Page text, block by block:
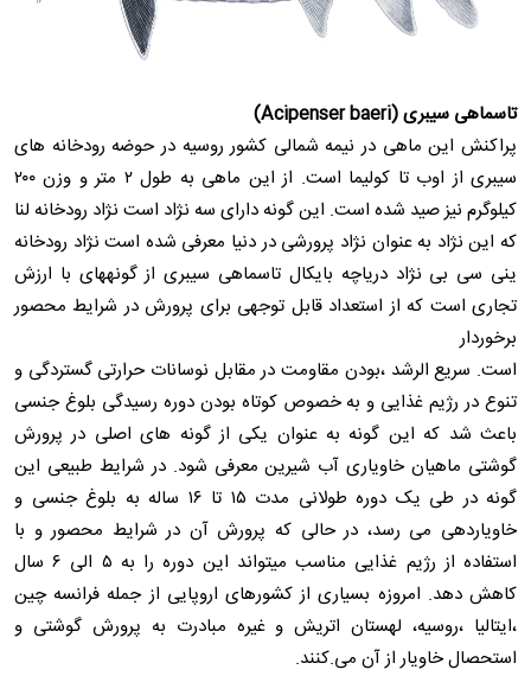
تاسماهی سیبری (Acipenser baeri)
پراکنش این ماهی در نیمه شمالی کشور روسیه در حوضه رودخانه های
سیبری از اوب تا کولیما است. از این ماهی به طول ۲ متر و وزن ۲۰۰
کیلوگرم نیز صید شده است. این گونه دارای سه نژاد است نژاد رودخانه لنا
که این نژاد به عنوان نژاد پرورشی در دنیا معرفی شده است نژاد رودخانه
ینی سی بی نژاد دریاچه بایکال تاسماهی سیبری از گونههای با ارزش
تجاری است که از استعداد قابل توجهی برای پرورش در شرایط محصور
برخوردار
است. سریع الرشد ،بودن مقاومت در مقابل نوسانات حرارتی گستردگی و
تنوع در رژیم غذایی و به خصوص کوتاه بودن دوره رسیدگی بلوغ جنسی
باعث شد که این گونه به عنوان یکی از گونه های اصلی در پرورش
گوشتی ماهیان خاویاری آب شیرین معرفی شود. در شرایط طبیعی این
گونه در طی یک دوره طولانی مدت ۱۵ تا ۱۶ ساله به بلوغ جنسی و
خاویاردهی می رسد، در حالی که پرورش آن در شرایط محصور و با
استفاده از رژیم غذایی مناسب میتواند این دوره را به ۵ الی ۶ سال
کاهش دهد. امروزه بسیاری از کشورهای اروپایی از جمله فرانسه چین
،ایتالیا ،روسیه، لهستان اتریش و غیره مبادرت به پرورش گوشتی و
استحصال خاویار از آن می.کنند.